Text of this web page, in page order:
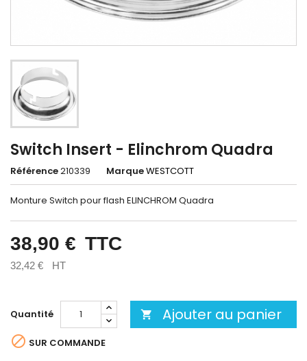
Switch Insert - Elinchrom Quadra
Référence210339 MarqueWESTCOTT
Monture Switch pour flash ELINCHROM Quadra
38,90 € TTC
32,42 € HT
Quantité  Ajouter au panier
 SUR COMMANDE